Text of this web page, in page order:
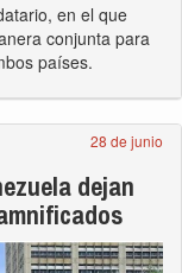
en el que
conjunta para
países.
28 de junio
dejan